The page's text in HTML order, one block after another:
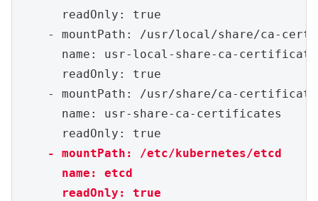
      readOnly: true
- mountPath: /usr/local/share/ca-
name: usr-local-share-ca-
      readOnly: true
- mountPath: /usr/share/ca-
      name: usr-share-ca-certificates
    - mountPath: /etc/kubernetes/etcd
      name: etcd
      readOnly: true